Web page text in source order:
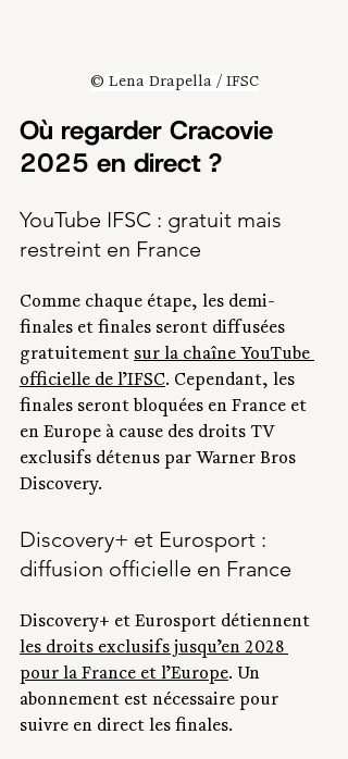
© Lena Drapella / IFSC
Où regarder Cracovie
2025 en direct ?
YouTube IFSC : gratuit mais
restreint en France
Comme chaque étape, les demi-
finales et finales seront diffusées
gratuitement sur la chaîne YouTube
officielle de l’IFSC. Cependant, les
finales seront bloquées en France et
en Europe à cause des droits TV
exclusifs détenus par Warner Bros
Discovery.
Discovery+ et Eurosport :
diffusion officielle en France
Discovery+ et Eurosport détiennent
les droits exclusifs jusqu’en 2028
pour la France et l’Europe. Un
abonnement est nécessaire pour
suivre en direct les finales.